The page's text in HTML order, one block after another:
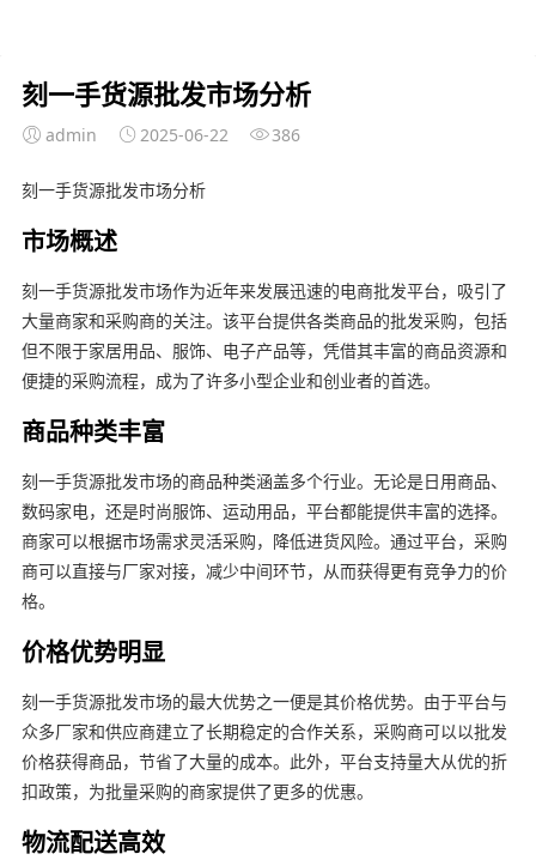
刻一手货源批发市场分析
admin 2025-06-22 386
刻一手货源批发市场分析
市场概述
刻一手货源批发市场作为近年来发展迅速的电商批发平台，吸引了
大量商家和采购商的关注。该平台提供各类商品的批发采购，包括
但不限于家居用品、服饰、电子产品等，凭借其丰富的商品资源和
便捷的采购流程，成为了许多小型企业和创业者的首选。
商品种类丰富
刻一手货源批发市场的商品种类涵盖多个行业。无论是日用商品、
数码家电，还是时尚服饰、运动用品，平台都能提供丰富的选择。
商家可以根据市场需求灵活采购，降低进货风险。通过平台，采购
商可以直接与厂家对接，减少中间环节，从而获得更有竞争力的价
格。
价格优势明显
刻一手货源批发市场的最大优势之一便是其价格优势。由于平台与
众多厂家和供应商建立了长期稳定的合作关系，采购商可以以批发
价格获得商品，节省了大量的成本。此外，平台支持量大从优的折
扣政策，为批量采购的商家提供了更多的优惠。
物流配送高效